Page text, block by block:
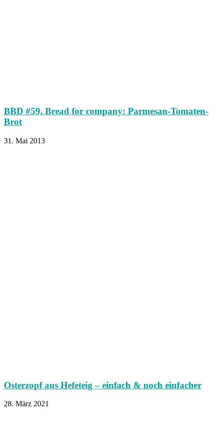
BBD #59, Bread for company: Parmesan-Tomaten-
Brot
31. Mai 2013
Osterzopf aus Hefeteig – einfach & noch einfacher
28. März 2021